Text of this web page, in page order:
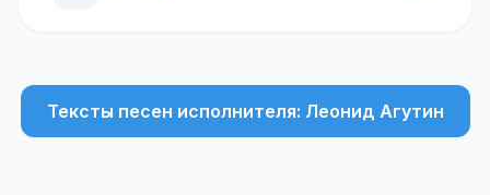
Тексты песен исполнителя: Леонид Агутин